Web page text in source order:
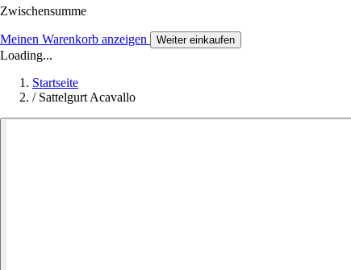
Zwischensumme
Meinen Warenkorb anzeigen Weiter einkaufen
Loading...
Startseite
/ Sattelgurt Acavallo